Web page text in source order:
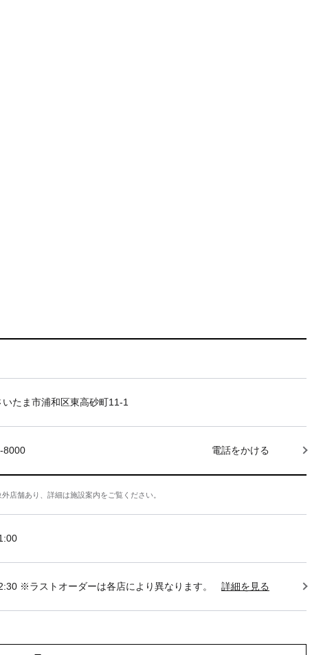
いたま市浦和区東高砂町11-1
8000 電話をかける
店舗あり、詳細は施設案内をご覧ください。
※ラストオーダーは各店により異なります。 詳細を見る